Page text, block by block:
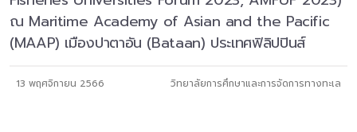
ณ Maritime Academy of Asian and the Pacific
(MAAP) เมืองปาตาอัน (Bataan) ประเทศฟิลิปปินส์
13 พฤศจิกายน 2566 วิทยาลัยการศึกษาและการจัดการทางทะเล